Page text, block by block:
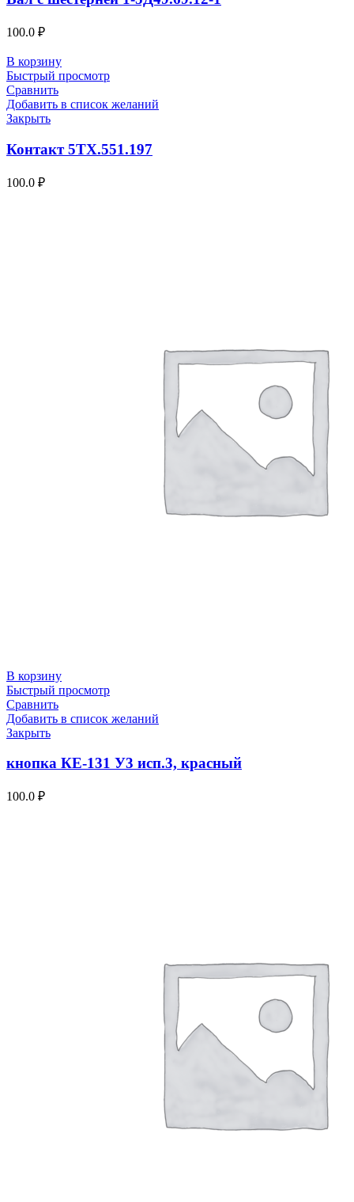
100.0 ₽
В корзину
Быстрый просмотр
Сравнить
Добавить в список желаний
Закрыть
Контакт 5ТХ.551.197
100.0 ₽
В корзину
Быстрый просмотр
Сравнить
Добавить в список желаний
Закрыть
кнопка КЕ-131 У3 исп.3, красный
100.0 ₽